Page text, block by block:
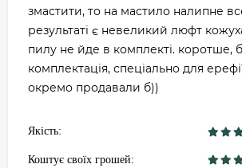
змастити, то на мастило налипне
результаті є невеликий люфт
пилу не йде в комплекті. коротше,
комплектація, спеціально для
окремо продавали б))
Якість:
Коштує своїх грошей: